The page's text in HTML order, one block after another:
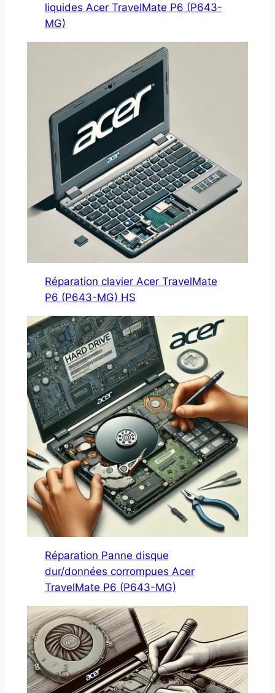
liquides Acer TravelMate P6 (P643-
MG)
Réparation clavier Acer TravelMate
P6 (P643-MG) HS
Réparation Panne disque
dur/données corrompues Acer
TravelMate P6 (P643-MG)